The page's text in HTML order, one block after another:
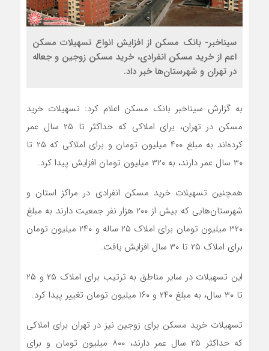
سیناخبر- بانک مسکن از افزایش انواع تسهیلات مسکن
اعم از خرید مسکن انفرادی، خرید مسکن زوجین و جعاله
در تهران و شهرستان‌ها خبر داد.
به گزارش سیناخبر بانک مسکن اعلام کرد: تسهیلات خرید
مسکن در تهران، برای املاکی که حداکثر تا ۲۵ سال عمر
کرده‌اند به مبلغ ۴۰۰ میلیون تومان و برای املاکی که ۲۵ تا
۳۰ سال عمر دارند، به ۳۲۰ میلیون تومان افزایش پیدا کرد.
همچنین تسهیلات خرید مسکن انفرادی در مراکز استان و
شهرستان‌هایی که بیش از ۲۰۰ هزار نفر جمعیت دارند به مبلغ
۳۲۰ میلیون تومان برای املاک ۲۵ ساله و ۲۴۰ میلیون تومان
برای املاک ۲۵ تا ۳۰ سال افزایش یافت.
این تسهیلات در سایر مناطق به ترتیب برای املاک ۲۵ و ۲۵
تا ۳۰ سال، به مبلغ ۲۴۰ و ۱۶۰ میلیون تومان تغییر پیدا کرد.
تسهیلات خرید مسکن برای زوجین نیز در تهران برای املاکی
که حداکثر ۲۵ سال عمر دارند، ۸۰۰ میلیون تومان و برای